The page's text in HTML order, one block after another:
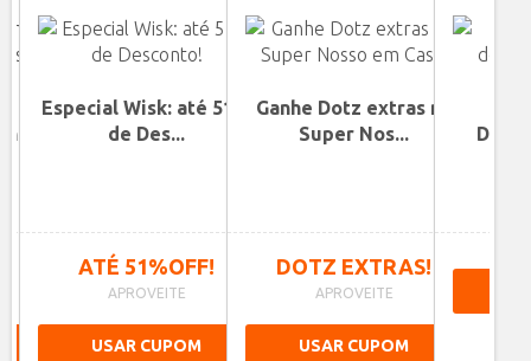
Especial Wisk: até 51%
de Des...
ATÉ 51%OFF!
APROVEITE
USAR CUPOM
Ganhe Dotz extras no
Super Nos...
DOTZ EXTRAS!
APROVEITE
USAR CUPOM